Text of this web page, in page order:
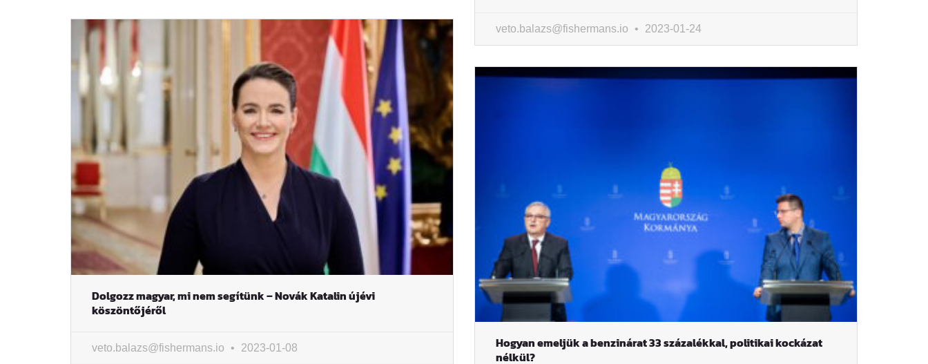
veto.balazs@fishermans.io 2023-01-24
Dolgozz magyar, mi nem segítünk – Novák Katalin újévi
köszöntőjéről
veto.balazs@fishermans.io 2023-01-08
Hogyan emeljük a benzinárat 33 százalékkal, politikai kockázat
nélkül?